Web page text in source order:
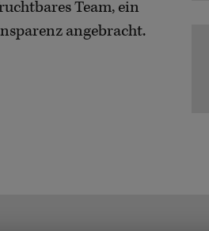
Team, ein
angebracht.